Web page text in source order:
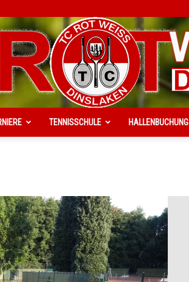
Rot-
TENNISSCHULE HALLENBUCHUNG